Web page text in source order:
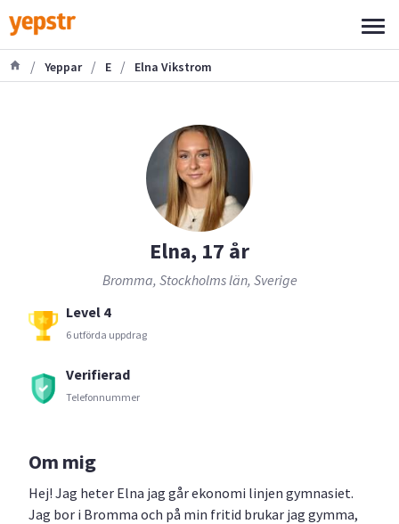
/ Yeppar / E / Elna Vikstrom
Elna, 17 år
Bromma, Stockholms län, Sverige
Level 4
6 utförda uppdrag
Verifierad
Telefonnummer
Om mig
Hej! Jag heter Elna jag går ekonomi linjen gymnasiet.
Jag bor i Bromma och på min fritid brukar jag gymma,